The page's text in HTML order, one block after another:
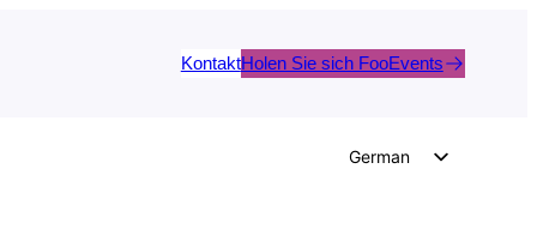
KontaktHolen Sie sich FooEvents
German